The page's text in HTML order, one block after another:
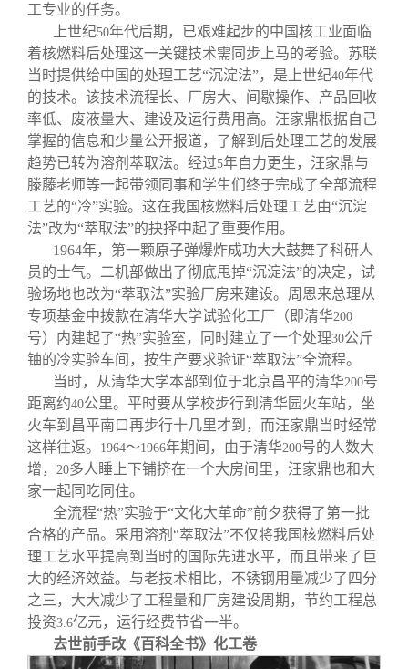
工专业的任务。
上世纪50年代后期，已艰难起步的中国核工业面临
着核燃料后处理这一关键技术需同步上马的考验。苏联
当时提供给中国的处理工艺“沉淀法”，是上世纪40年代
的技术。该技术流程长、厂房大、间歇操作、产品回收
率低、废液量大、建设及运行费用高。汪家鼎根据自己
掌握的信息和少量公开报道，了解到后处理工艺的发展
趋势已转为溶剂萃取法。经过5年自力更生，汪家鼎与
滕藤老师等一起带领同事和学生们终于完成了全部流程
工艺的“冷”实验。这在我国核燃料后处理工艺由“沉淀
法”改为“萃取法”的抉择中起了重要作用。
1964年，第一颗原子弹爆炸成功大大鼓舞了科研人
员的士气。二机部做出了彻底甩掉“沉淀法”的决定，试
验场地也改为“萃取法”实验厂房来建设。周恩来总理从
专项基金中拨款在清华大学试验化工厂（即清华200
号）内建起了“热”实验室，同时建立了一个处理30公斤
铀的冷实验车间，按生产要求验证“萃取法”全流程。
当时，从清华大学本部到位于北京昌平的清华200号
距离约40公里。平时要从学校步行到清华园火车站，坐
火车到昌平南口再步行十几里才到，而汪家鼎当时经常
这样往返。
1964～1966年期间，由于清华200号的人数大
增，
20多人睡上下铺挤在一个大房间里，汪家鼎也和大
家一起同吃同住。
全流程“热”实验于“文化大革命”前夕获得了第一批
合格的产品。采用溶剂“萃取法”不仅将我国核燃料后处
理工艺水平提高到当时的国际先进水平，而且带来了巨
大的经济效益。与老技术相比，不锈钢用量减少了四分
之三，大大减少了工程量和厂房建设周期，节约工程总
投资3.6亿元，运行经费节省一半。
去世前手改《百科全书》化工卷